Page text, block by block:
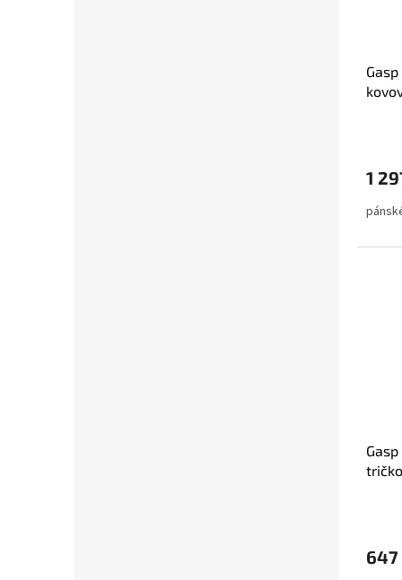
1
Gasp
647